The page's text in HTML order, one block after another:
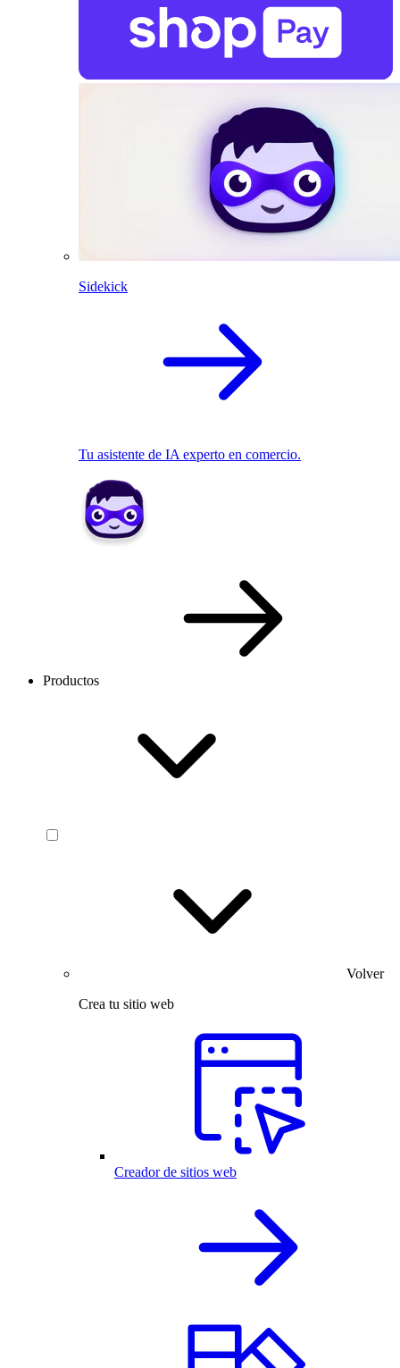
Sidekick
Tu asistente de IA experto en comercio.
Productos
Volver
Crea tu sitio web
Creador de sitios web